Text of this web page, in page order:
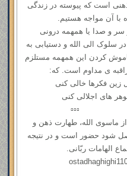
است که پیوسته در زندگی
با آن مواجه هستیم.
سر و صدا یا همهمه‌ درونی
سلوک الی الله و دستیابی به
کردن این همهمه مستلزم
ی مداوم است. که:
زین فکرها خالی کنی
های اجلالی کنی
ماسوی الله، طهارت ذهن و
شود حضور است و در نتیجه
الهامات ربّانی.